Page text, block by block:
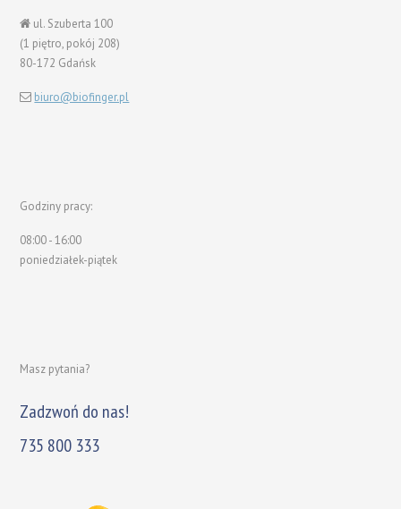
ul. Szuberta 100
(1 piętro, pokój 208)
80-172 Gdańsk
biuro@biofinger.pl
Godziny pracy:
08:00 - 16:00
poniedziałek-piątek
Masz pytania?
Zadzwoń do nas!
735 800 333